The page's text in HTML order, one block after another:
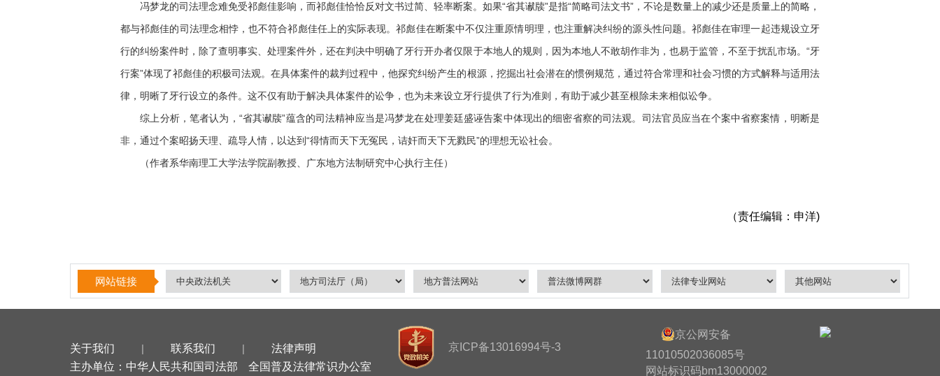
冯梦龙的司法理念难免受祁彪佳影响，而祁彪佳恰恰反对文书过简、轻率断案。如果“省其谳牍”是指“简略司法文书”，不论是数量上的减少还是质量上的简略，
都与祁彪佳的司法理念相悖，也不符合祁彪佳任上的实际表现。祁彪佳在断案中不仅注重原情明理，也注重解决纠纷的源头性问题。祁彪佳在审理一起违规设立牙
行的纠纷案件时，除了查明事实、处理案件外，还在判决中明确了牙行开办者仅限于本地人的规则，因为本地人不敢胡作非为，也易于监管，不至于扰乱市场。“牙
行案”体现了祁彪佳的积极司法观。在具体案件的裁判过程中，他探究纠纷产生的根源，挖掘出社会潜在的惯例规范，通过符合常理和社会习惯的方式解释与适用法
律，明晰了牙行设立的条件。这不仅有助于解决具体案件的讼争，也为未来设立牙行提供了行为准则，有助于减少甚至根除未来相似讼争。
综上分析，笔者认为，“省其谳牍”蕴含的司法精神应当是冯梦龙在处理姜廷盛诬告案中体现出的细密省察的司法观。司法官员应当在个案中省察案情，明断是
非，通过个案昭扬天理、疏导人情，以达到“得情而天下无冤民，诘奸而天下无戮民”的理想无讼社会。
（作者系华南理工大学法学院副教授、广东地方法制研究中心执行主任）
（责任编辑：申洋)
网站链接
关于我们 | 联系我们 |
法律声明
主办单位：中华人民共和国司法部
全国普及法律常识办公室
京ICP备13016994号-3
京公网安备
11010502036085号
网站标识码bm13000002